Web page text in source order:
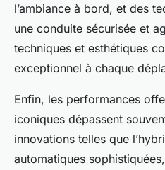
l’ambiance à bord, et des
une conduite sécurisée et
techniques et esthétiques
exceptionnel à chaque
Enfin, les performances
iconiques dépassent
innovations telles que
automatiques